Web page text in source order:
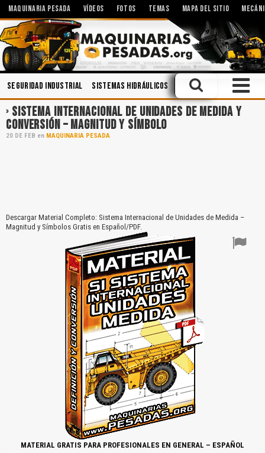
MAQUINARIA PESADA VÍDEOS FOTOS TEMAS MAPA DEL SITIO
Seguridad Industrial Sistemas Hidráulicos Manejo Defensivo
SISTEMA INTERNACIONAL DE UNIDADES DE MEDIDA Y
CONVERSIÓN – MAGNITUD Y SÍMBOLO
20 DE FEB en MAQUINARIA PESADA
Descargar Material Completo: Sistema Internacional de Unidades de Medida –
Magnitud y Símbolos Gratis en Español/PDF.
MATERIAL GRATIS PARA PROFESIONALES EN GENERAL – ESPAÑOL